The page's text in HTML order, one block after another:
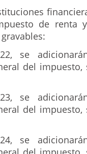
de renta
se
del
se
del
se